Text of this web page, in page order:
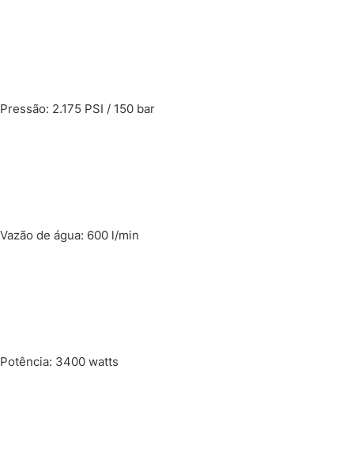
Pressão: 2.175 PSI / 150 bar
Vazão de água: 600 l/min
Potência: 3400 watts